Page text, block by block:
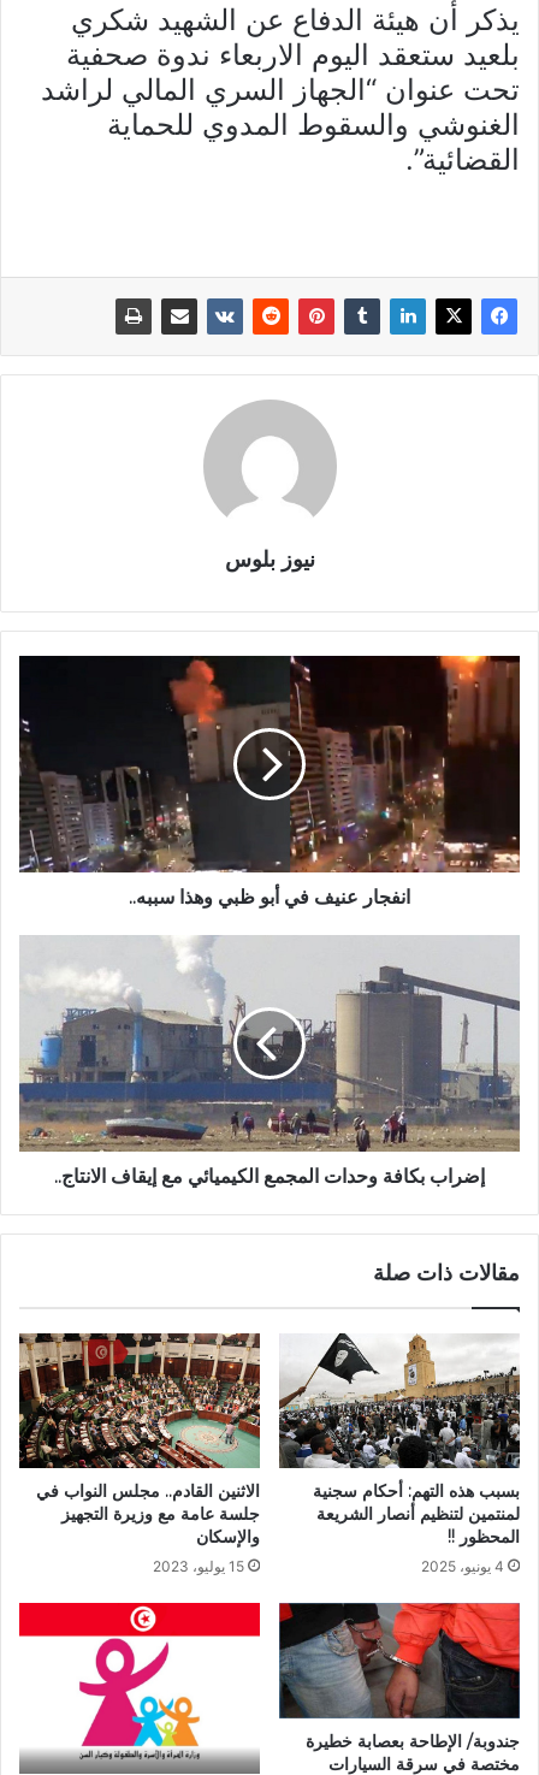
يذكر أن هيئة الدفاع عن الشهيد شكري
بلعيد ستعقد اليوم الاربعاء ندوة صحفية
تحت عنوان “الجهاز السري المالي لراشد
الغنوشي والسقوط المدوي للحماية
القضائية”.
نيوز بلوس
انفجار عنيف في أبو ظبي وهذا سببه..
إضراب بكافة وحدات المجمع الكيميائي مع إيقاف الانتاج..
مقالات ذات صلة
بسبب هذه التهم: أحكام سجنية
لمنتمين لتنظيم أنصار الشريعة
المحظور !!
4 يونيو، 2025
الاثنين القادم.. مجلس النواب في
جلسة عامة مع وزيرة التجهيز
والإسكان
15 يوليو، 2023
جندوبة/ الإطاحة بعصابة خطيرة
مختصة في سرقة السيارات